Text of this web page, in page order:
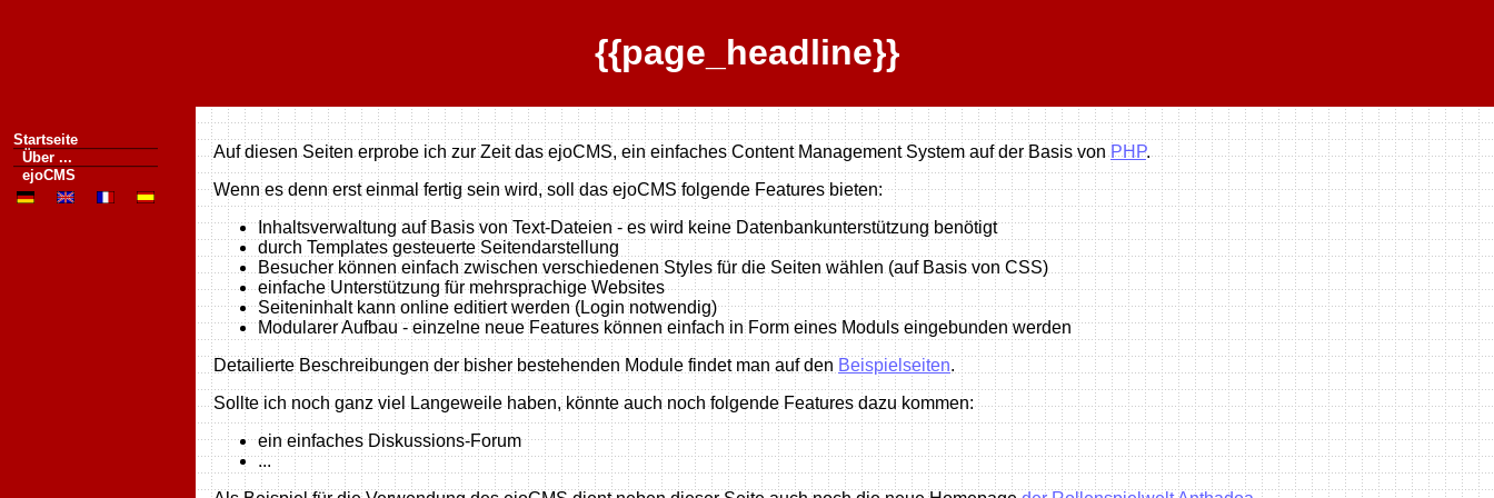
{{page_headline}}
Startseite
Über ...
ejoCMS
Auf diesen Seiten erprobe ich zur Zeit das ejoCMS, ein einfaches Content Management System auf der Basis vonPHP.
Wenn es denn erst einmal fertig sein wird, soll das ejoCMS folgende Features bieten:
Inhaltsverwaltung auf Basis von Text-Dateien - es wird keine Datenbankunterstützung benötigt
durch Templates gesteuerte Seitendarstellung
Besucher können einfach zwischen verschiedenen Styles für die Seiten wählen (auf Basis von CSS)
einfache Unterstützung für mehrsprachige Websites
Seiteninhalt kann online editiert werden (Login notwendig)
Modularer Aufbau - einzelne neue Features können einfach in Form eines Moduls eingebunden werden
Detailierte Beschreibungen der bisher bestehenden Module findet man auf den Beispielseiten.
Sollte ich noch ganz viel Langeweile haben, könnte auch noch folgende Features dazu kommen:
ein einfaches Diskussions-Forum
...